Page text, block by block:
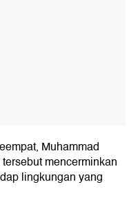
Muhammad
mencerminkan
lingkungan yang